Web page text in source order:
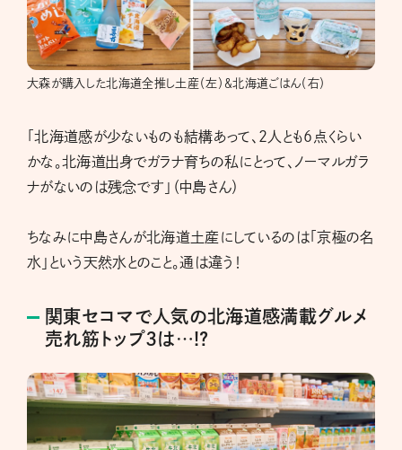
大森が購入した北海道全推し土産（左）＆北海道ごはん（右）
「北海道感が少ないものも結構あって、2人とも6点くらい
かな。北海道出身でガラナ育ちの私にとって、ノーマルガラ
ナがないのは残念です」（中島さん）
ちなみに中島さんが北海道土産にしているのは「京極の名
水」という天然水とのこと。通は違う！
関東セコマで人気の北海道感満載グルメ
売れ筋トップ3は…!?